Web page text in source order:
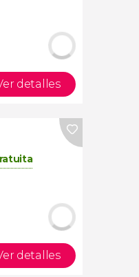
detalles
detalles